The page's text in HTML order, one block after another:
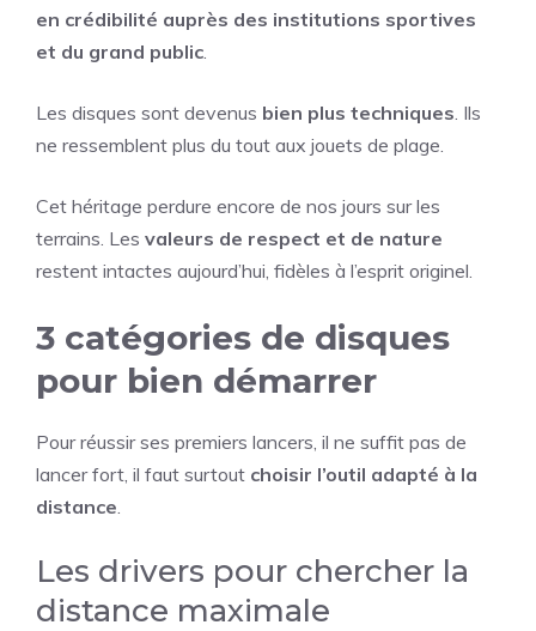
en crédibilité auprès des institutions sportives
et du grand public
Les disques sont devenus bien plus techniques . Ils
ne ressemblent plus du tout aux jouets de plage.
Cet héritage perdure encore de nos jours sur les
terrains. Les valeurs de respect et de nature
restent intactes aujourd’hui, fidèles à l’esprit originel.
3 catégories de disques
pour bien démarrer
Pour réussir ses premiers lancers, il ne suffit pas de
lancer fort, il faut surtout choisir l’outil adapté à la
distance
Les drivers pour chercher la
distance maximale